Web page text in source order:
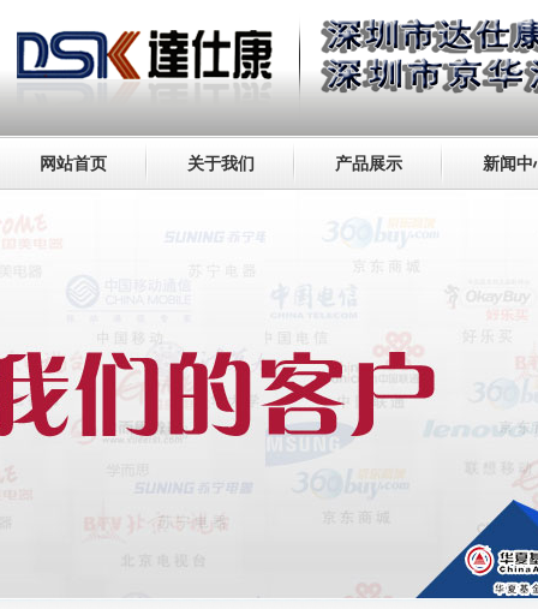
网站首页 关于我们 产品展示 新闻中